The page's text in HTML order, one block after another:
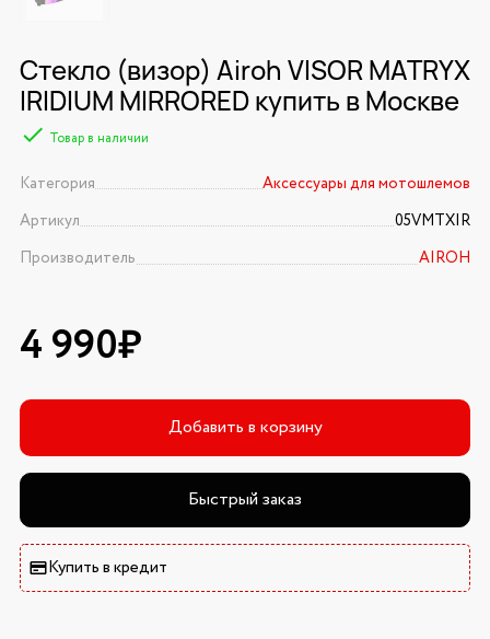
Стекло (визор) Airoh VISOR MATRYX
IRIDIUM MIRRORED купить в Москве
Товар в наличии
Категория
Аксессуары для мотошлемов
Артикул
05VMTXIR
Производитель
AIROH
4 990₽
Добавить в корзину
Быстрый заказ
Купить в кредит